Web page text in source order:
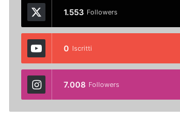
1.553 Followers
0 Iscritti
7.008 Followers